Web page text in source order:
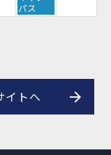
9
月
パス
イトへ